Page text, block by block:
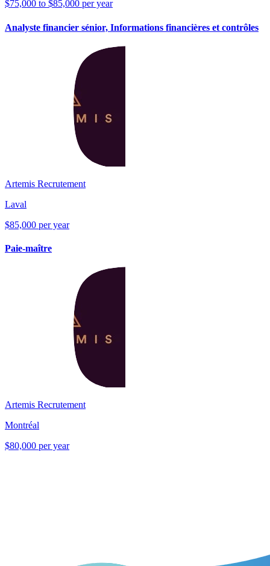
$75,000 to $85,000 per year
Analyste financier sénior, Informations financières et contrôles
Artemis Recrutement
Laval
$85,000 per year
Paie-maître
Artemis Recrutement
Montréal
$80,000 per year